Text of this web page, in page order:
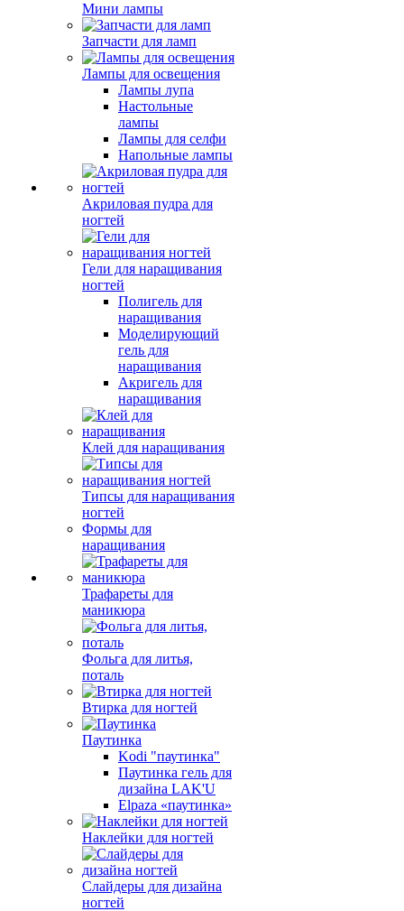
Мини лампы
Запчасти для ламп
Лампы для освещения
Лампы лупа
Настольные
лампы
Лампы для селфи
Напольные лампы
Акриловая пудра для
ногтей
Гели для наращивания
ногтей
Полигель для
наращивания
Моделирующий
гель для
наращивания
Акригель для
наращивания
Клей для наращивания
Типсы для наращивания
ногтей
Формы для
наращивания
Трафареты для
маникюра
Фольга для литья,
поталь
Втирка для ногтей
Паутинка
Kodi "паутинка"
Паутинка гель для
дизайна LAK'U
Elpaza «паутинка»
Наклейки для ногтей
Слайдеры для дизайна
ногтей